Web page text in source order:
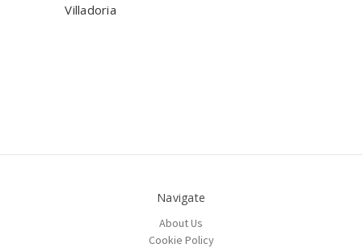
Villadoria
Navigate
About Us
Cookie Policy